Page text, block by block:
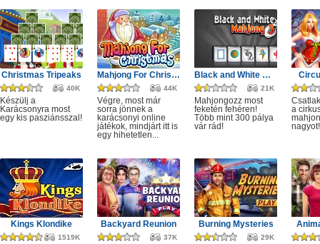
Christmas Tripeaks
40K
Készülj a
Karácsonyra most
egy kis pasziánsszal!
Mahjong For Christmas
44K
Végre, most már
sorra jönnek a
karácsonyi online
játékok, mindjárt itt is
egy hihetetlen...
Black and White Mahjong 3
21K
Mahjongozz most
feketén fehéren!
Több mint 300 pálya
vár rád!
a
nagyot!
Kings Klondike
1519K
Backyard Reunion
37K
Burning Mysteries
29K